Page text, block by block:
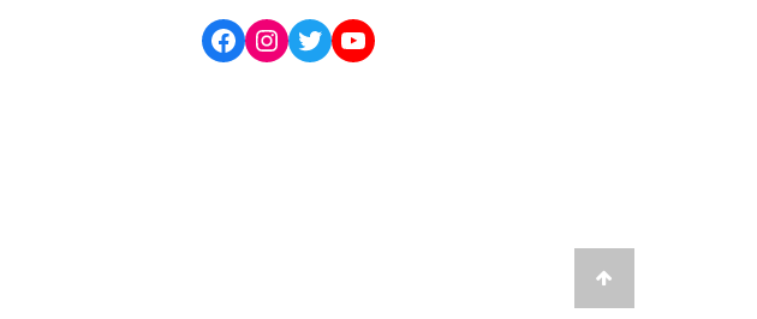
Facebook
Instagram
TwitterYouTube